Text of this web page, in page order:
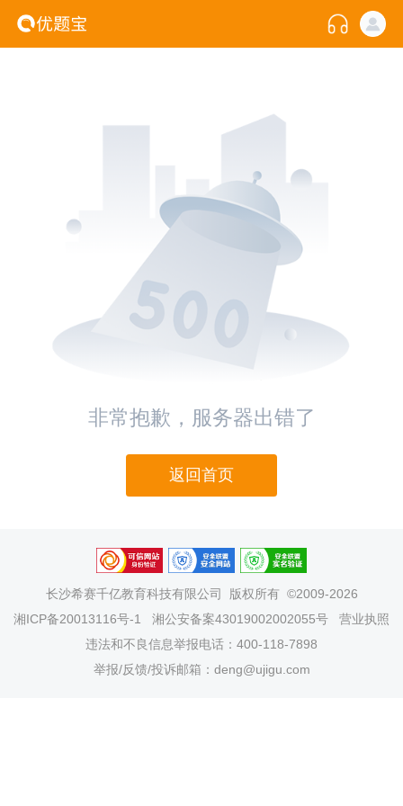
非常抱歉，服务器出错了
返回首页
长沙希赛千亿教育科技有限公司
版权所有 ©2009-2026
湘ICP备20013116号-1
湘公安备案43019002002055号
营业执照
违法和不良信息举报电话：400-118-7898
举报/反馈/投诉邮箱：deng@ujigu.com